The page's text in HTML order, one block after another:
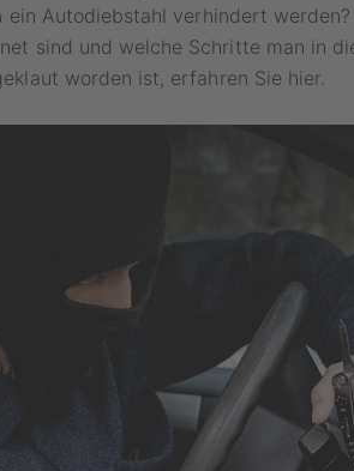
ein Autodiebstahl verhindert werden?
sind und welche Schritte man in
worden ist, erfahren Sie hier.